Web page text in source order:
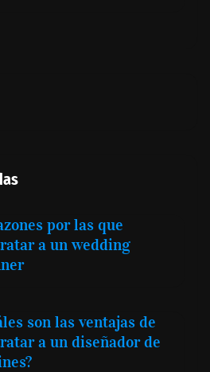
por las que
a un wedding
son las ventajas de
a un diseñador de